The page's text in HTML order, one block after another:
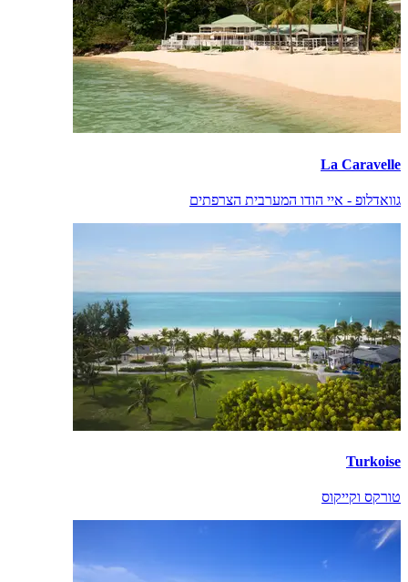
La Caravelle
גוואדלופ - איי הודו המערבית הצרפתים
Turkoise
טורקס וקייקוס